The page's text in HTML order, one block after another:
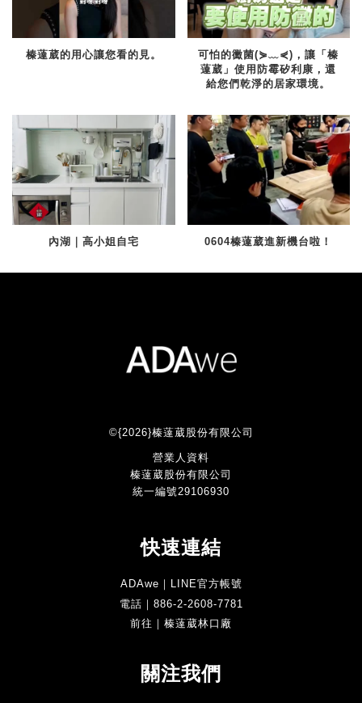
榛薘葳的用心讓您看的見。
可怕的黴菌(⋟﹏⋞)，讓「榛
薘葳」使用防霉矽利康，還
給您們乾淨的居家環境。
內湖｜高小姐自宅 0604榛薘葳進新機台啦！
©{2026}榛薘葳股份有限公司
營業人資料
榛薘葳股份有限公司
統一編號29106930
快速連結
ADAwe｜LINE官方帳號
電話｜886-2-2608-7781
前往｜榛薘葳林口廠
關注我們